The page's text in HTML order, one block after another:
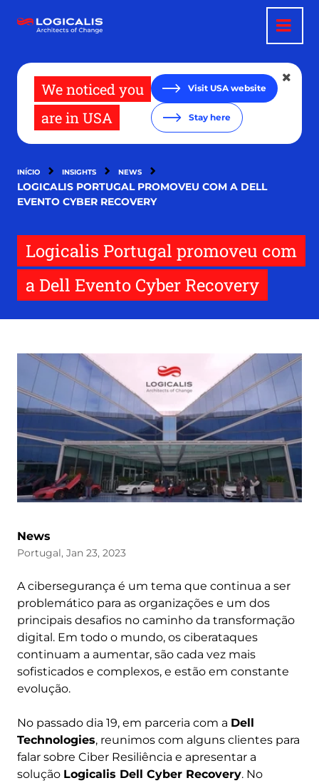
para
We noticed you
are in USA
Visit USA website
Stay here
INÍCIO INSIGHTS NEWS
LOGICALIS PORTUGAL PROMOVEU COM A DELL
EVENTO CYBER RECOVERY
Logicalis Portugal promoveu com
a Dell Evento Cyber Recovery
News
Portugal, Jan 23, 2023
A cibersegurança é um tema que continua a ser
problemático para as organizações e um dos
principais desafios no caminho da transformação
digital. Em todo o mundo, os ciberataques
continuam a aumentar, são cada vez mais
sofisticados e complexos, e estão em constante
evolução.
No passado dia 19, em parceria com a Dell
Technologies, reunimos com alguns clientes para
falar sobre Ciber Resiliência e apresentar a
solução Logicalis Dell Cyber Recovery. No